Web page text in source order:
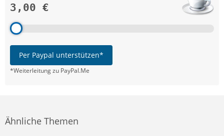
3,00 €
Per Paypal unterstützen*
*Weiterleitung zu PayPal.Me
Ähnliche Themen